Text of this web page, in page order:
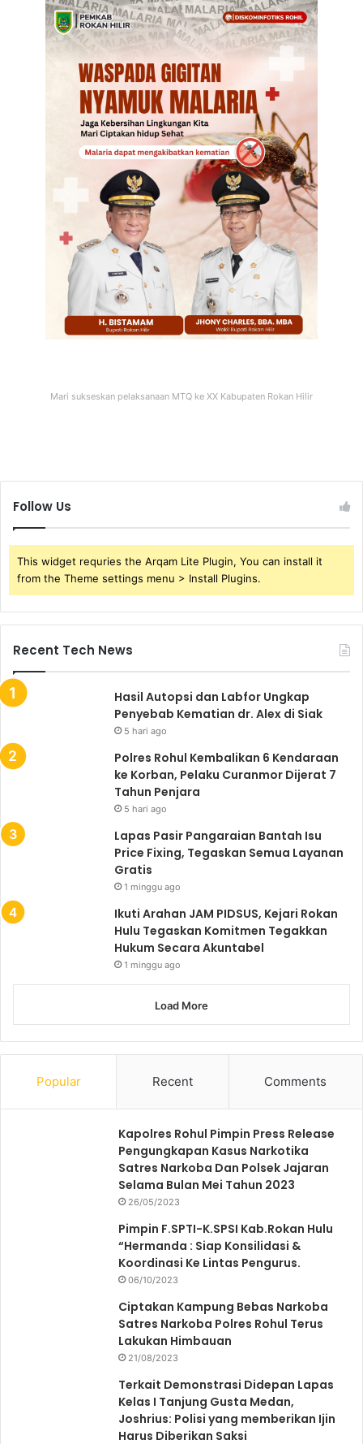
Mari sukseskan pelaksanaan MTQ ke XX Kabupaten Rokan Hilir
Follow Us
This widget requries the Arqam Lite Plugin, You can install it
from the Theme settings menu > Install Plugins.
Recent Tech News
Hasil Autopsi dan Labfor Ungkap
Penyebab Kematian dr. Alex di Siak
5 hari ago
Polres Rohul Kembalikan 6 Kendaraan
ke Korban, Pelaku Curanmor Dijerat 7
Tahun Penjara
5 hari ago
Lapas Pasir Pangaraian Bantah Isu
Price Fixing, Tegaskan Semua Layanan
Gratis
1 minggu ago
Ikuti Arahan JAM PIDSUS, Kejari Rokan
Hulu Tegaskan Komitmen Tegakkan
Hukum Secara Akuntabel
1 minggu ago
Load More
Popular Recent Comments
Kapolres Rohul Pimpin Press Release
Pengungkapan Kasus Narkotika
Satres Narkoba Dan Polsek Jajaran
Selama Bulan Mei Tahun 2023
26/05/2023
Pimpin F.SPTI-K.SPSI Kab.Rokan Hulu
“Hermanda : Siap Konsilidasi &
Koordinasi Ke Lintas Pengurus.
06/10/2023
Ciptakan Kampung Bebas Narkoba
Satres Narkoba Polres Rohul Terus
Lakukan Himbauan
21/08/2023
Terkait Demonstrasi Didepan Lapas
Kelas I Tanjung Gusta Medan,
Joshrius: Polisi yang memberikan Ijin
Harus Diberikan Saksi